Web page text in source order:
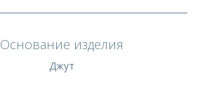
Основание изделия
Джут